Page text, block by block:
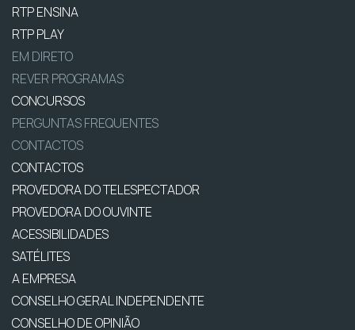
RTP ENSINA
RTP PLAY
EM DIRETO
REVER PROGRAMAS
CONCURSOS
PERGUNTAS FREQUENTES
CONTACTOS
CONTACTOS
PROVEDORA DO TELESPECTADOR
PROVEDORA DO OUVINTE
ACESSIBILIDADES
SATÉLITES
A EMPRESA
CONSELHO GERAL INDEPENDENTE
CONSELHO DE OPINIÃO